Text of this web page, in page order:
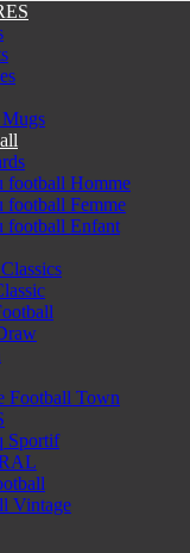
football Homme
football Femme
football Enfant
Football Town
Sportif
Vintage